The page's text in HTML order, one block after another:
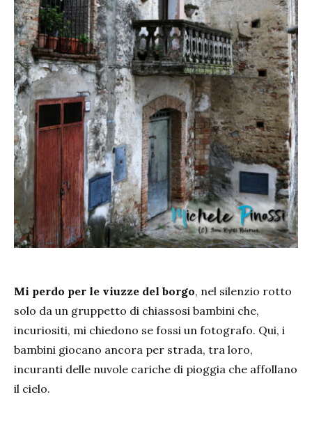
Mi perdo per le viuzze del borgo, nel silenzio rotto
solo da un gruppetto di chiassosi bambini che,
incuriositi, mi chiedono se fossi un fotografo. Qui, i
bambini giocano ancora per strada, tra loro,
incuranti delle nuvole cariche di pioggia che affollano
il cielo.